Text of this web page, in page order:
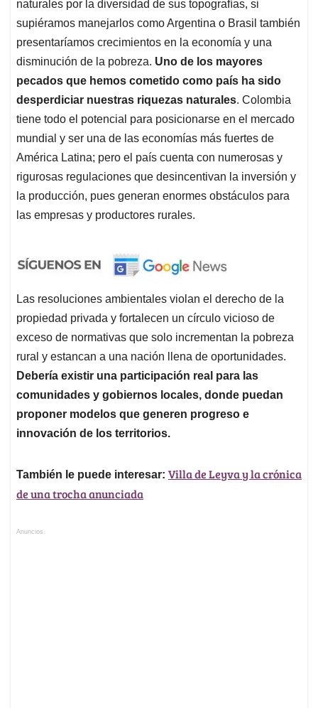
naturales por la diversidad de sus topografías, si
supiéramos manejarlos como Argentina o Brasil también
presentaríamos crecimientos en la economía y una
disminución de la pobreza. Uno de los mayores
pecados que hemos cometido como país ha sido
desperdiciar nuestras riquezas naturales. Colombia
tiene todo el potencial para posicionarse en el mercado
mundial y ser una de las economías más fuertes de
América Latina; pero el país cuenta con numerosas y
rigurosas regulaciones que desincentivan la inversión y
la producción, pues generan enormes obstáculos para
las empresas y productores rurales.
Las resoluciones ambientales violan el derecho de la
propiedad privada y fortalecen un círculo vicioso de
exceso de normativas que solo incrementan la pobreza
rural y estancan a una nación llena de oportunidades.
Debería existir una participación real para las
comunidades y gobiernos locales, donde puedan
proponer modelos que generen progreso e
innovación de los territorios.
También le puede interesar: Villa de Leyva y la crónica
de una trocha anunciada
Anuncios.